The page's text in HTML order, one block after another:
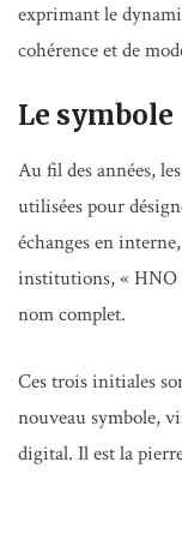
exprimant le
cohérence et de
Le symbole
Au fil des années,
utilisées pour
échanges en
institutions, « HNO
nom complet.
Ces trois initiales
nouveau symbole,
digital. Il est la